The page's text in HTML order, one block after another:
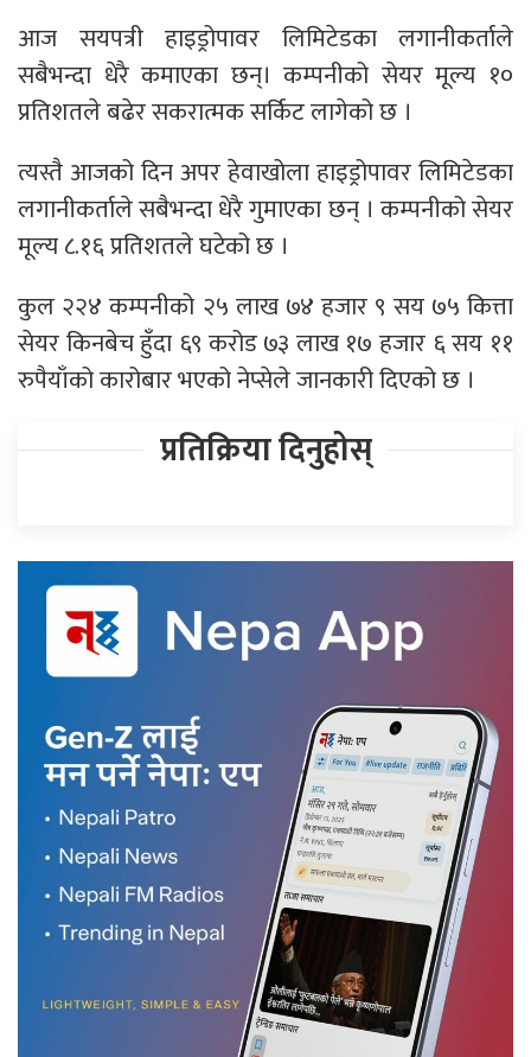
आज सयपत्री हाइड्रोपावर लिमिटेडका लगानीकर्ताले
सबैभन्दा धेरै कमाएका छन्। कम्पनीको सेयर मूल्य १०
प्रतिशतले बढेर सकरात्मक सर्किट लागेको छ ।
त्यस्तै आजको दिन अपर हेवाखोला हाइड्रोपावर लिमिटेडका
लगानीकर्ताले सबैभन्दा धेरै गुमाएका छन् । कम्पनीको सेयर
मूल्य ८.१६ प्रतिशतले घटेको छ ।
कुल २२४ कम्पनीको २५ लाख ७४ हजार ९ सय ७५ कित्ता
सेयर किनबेच हुँदा ६९ करोड ७३ लाख १७ हजार ६ सय ११
रुपैयाँको कारोबार भएको नेप्सेले जानकारी दिएको छ ।
प्रतिक्रिया दिनुहोस्